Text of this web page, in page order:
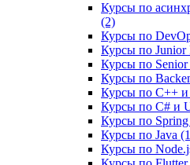
Курсы по
(2)
Курсы по
Курсы по Junior
Курсы по Senior
Курсы по
Курсы по C++ и
Курсы по C# и
Курсы по
Курсы по Java
Курсы по